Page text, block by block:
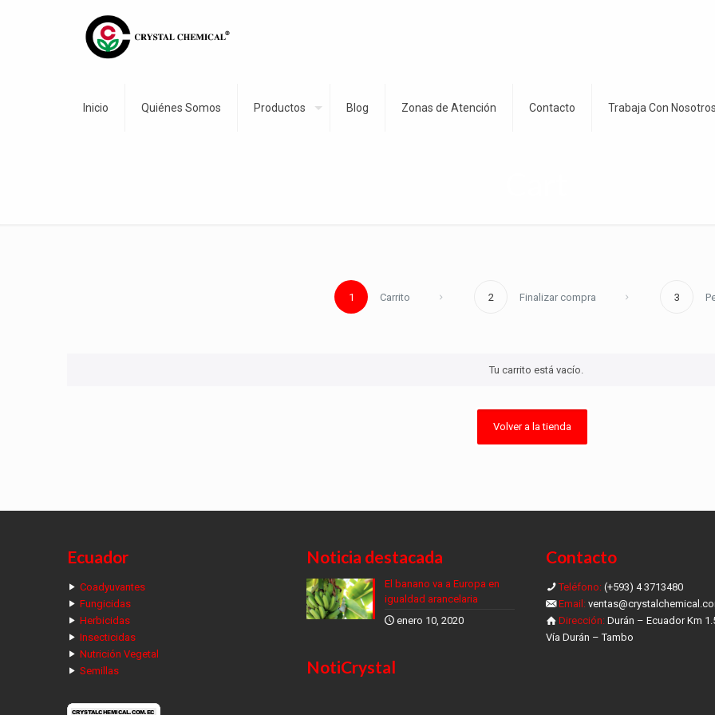
Inicio Quiénes Somos Productos Blog Zonas de Atención Contacto Trabaja Con Nosotros
1 Carrito 2 Finalizar compra 3
Tu carrito está vacío.
Volver a la tienda
Ecuador
Coadyuvantes
Fungicidas
Herbicidas
Insecticidas
Nutrición Vegetal
Semillas
Noticia destacada
El banano va a Europa en
igualdad arancelaria
enero 10, 2020
NotiCrystal
Contacto
Teléfono: (+593) 4 3713480
Email:
Dirección: Durán – Ecuador Km
Vía Durán – Tambo